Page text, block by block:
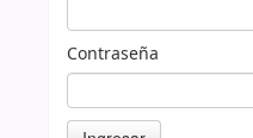
Contraseña